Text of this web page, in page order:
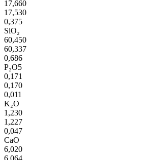
17,660
17,530
0,375
SiO₂
60,450
60,337
0,686
P₂O5
0,171
0,170
0,011
K₂O
1,230
1,227
0,047
CaO
6,020